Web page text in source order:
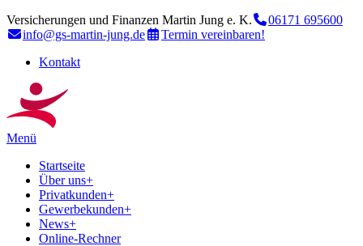
Versicherungen und Finanzen Martin Jung e. K.
06171 695600
info@gs-martin-jung.de
Termin vereinbaren!
Kontakt
Menü
Startseite
Über uns+
Privatkunden+
Gewerbekunden+
News+
Online-Rechner